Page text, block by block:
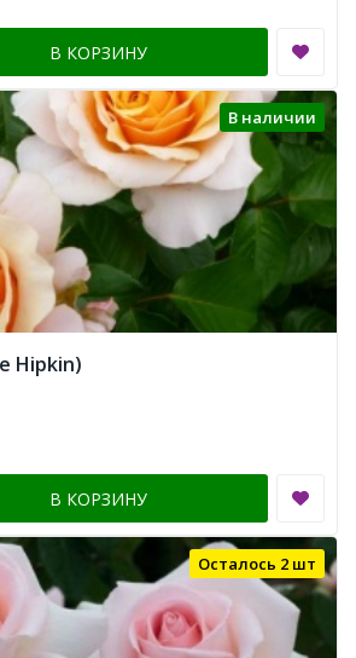
В КОРЗИНУ
В наличии
Hipkin)
В КОРЗИНУ
Осталось 2 шт